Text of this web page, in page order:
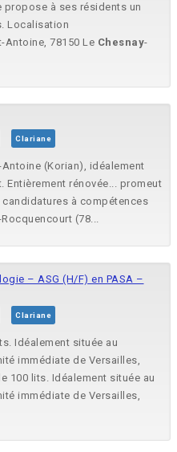
propose à ses résidents un
Localisation
Antoine, 78150 Le Chesnay-
Clariane
(Korian), idéalement
Entièrement rénovée... promeut
à compétences
Rocquencourt (78...
– ASG (H/F) en PASA –
Clariane
Idéalement située au
immédiate de Versailles,
100 lits. Idéalement située au
immédiate de Versailles,